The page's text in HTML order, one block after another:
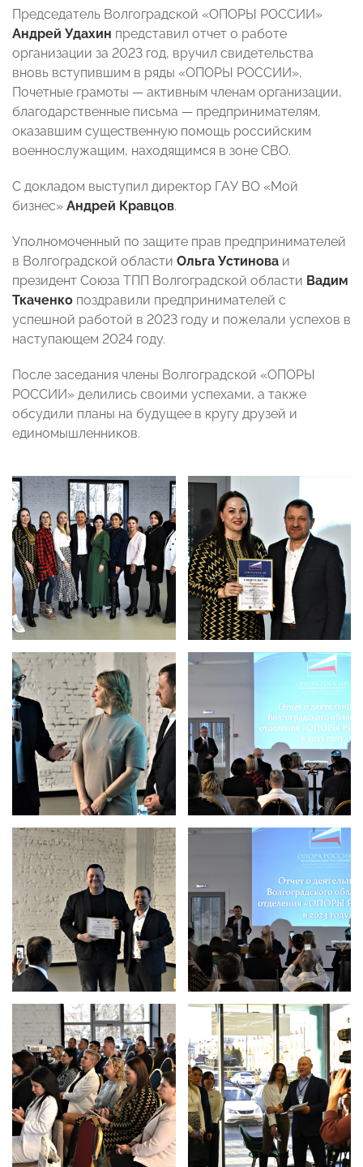
Председатель Волгоградской «ОПОРЫ РОССИИ»
Андрей Удахин представил отчет о работе
организации за 2023 год, вручил свидетельства
вновь вступившим в ряды «ОПОРЫ РОССИИ»,
Почетные грамоты — активным членам организации,
благодарственные письма — предпринимателям,
оказавшим существенную помощь российским
военнослужащим, находящимся в зоне СВО.
С докладом выступил директор ГАУ ВО «Мой
бизнес» Андрей Кравцов.
Уполномоченный по защите прав предпринимателей
в Волгоградской области Ольга Устинова и
президент Союза ТПП Волгоградской области Вадим
Ткаченко поздравили предпринимателей с
успешной работой в 2023 году и пожелали успехов в
наступающем 2024 году.
После заседания члены Волгоградской «ОПОРЫ
РОССИИ» делились своими успехами, а также
обсудили планы на будущее в кругу друзей и
единомышленников.